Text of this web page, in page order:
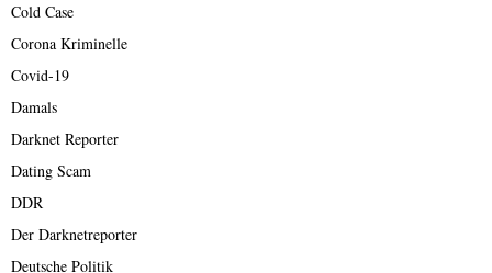
Cold Case
Corona Kriminelle
Covid-19
Damals
Darknet Reporter
Dating Scam
DDR
Der Darknetreporter
Deutsche Politik